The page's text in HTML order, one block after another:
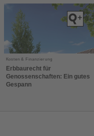
Kosten & Finanzierung
Erbbaurecht für
Genossenschaften: Ein gutes
Gespann